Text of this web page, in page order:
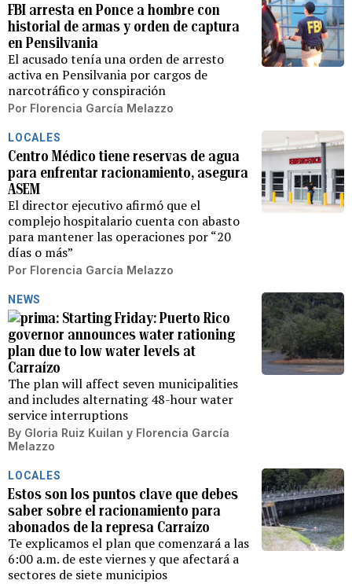
FBI arresta en Ponce a hombre con
historial de armas y orden de captura
en Pensilvania
El acusado tenía una orden de arresto
activa en Pensilvania por cargos de
narcotráfico y conspiración
Por Florencia García Melazzo
LOCALES
Centro Médico tiene reservas de agua
para enfrentar racionamiento, asegura
ASEM
El director ejecutivo afirmó que el
complejo hospitalario cuenta con abasto
para mantener las operaciones por “20
días o más”
Por Florencia García Melazzo
NEWS
Starting Friday: Puerto Rico
governor announces water rationing
plan due to low water levels at
Carraízo
The plan will affect seven municipalities
and includes alternating 48-hour water
service interruptions
By Gloria Ruiz Kuilan y Florencia García
Melazzo
LOCALES
Estos son los puntos clave que debes
saber sobre el racionamiento para
abonados de la represa Carraízo
Te explicamos el plan que comenzará a las
6:00 a.m. de este viernes y que afectará a
sectores de siete municipios